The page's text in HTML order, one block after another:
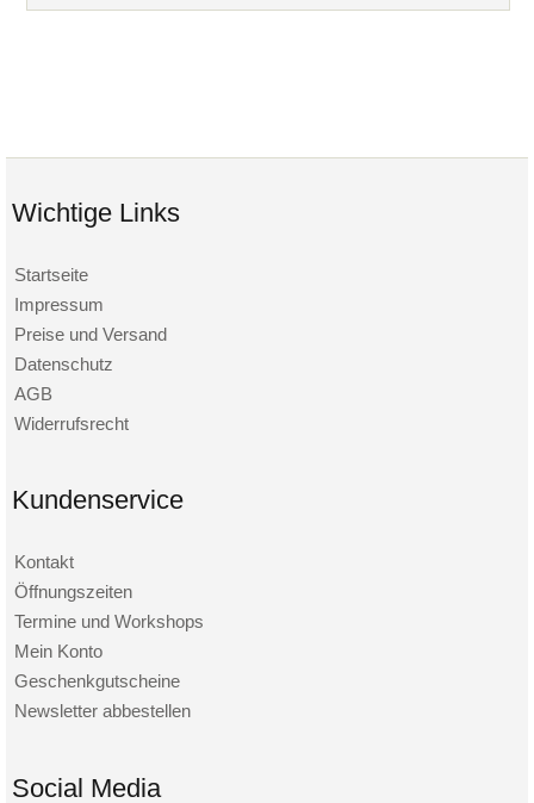
Wichtige Links
Startseite
Impressum
Preise und Versand
Datenschutz
AGB
Widerrufsrecht
Kundenservice
Kontakt
Öffnungszeiten
Termine und Workshops
Mein Konto
Geschenkgutscheine
Newsletter abbestellen
Social Media